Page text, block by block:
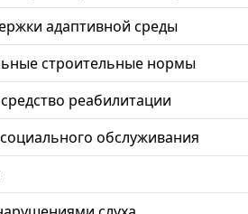
адаптивной среды
строительные нормы
реабилитации
обслуживания